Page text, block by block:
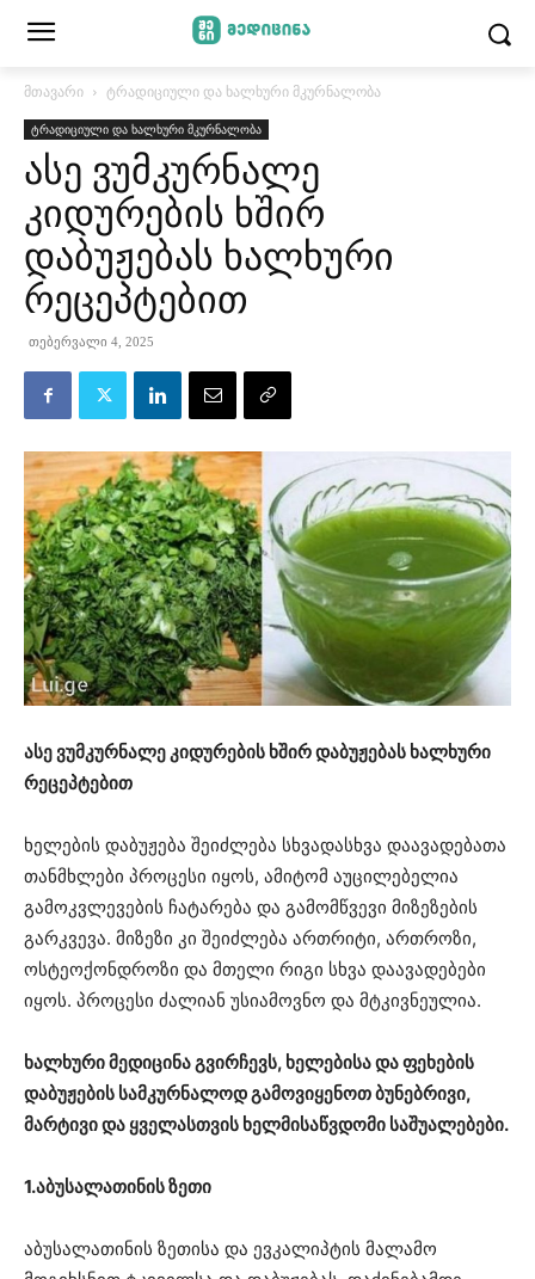
მთავარი ტრადიციული და ხალხური მკურნალობა
ტრადიციული და ხალხური მკურნალობა
ასე ვუმკურნალე
კიდურების ხშირ
დაბუჟებას ხალხური
რეცეპტებით
თებერვალი 4, 2025
ასე ვუმკურნალე კიდურების ხშირ დაბუჟებას ხალხური
რეცეპტებით
ხელების დაბუჟება შეიძლება სხვადასხვა დაავადებათა
თანმხლები პროცესი იყოს, ამიტომ აუცილებელია
გამოკვლევების ჩატარება და გამომწვევი მიზეზების
გარკვევა. მიზეზი კი შეიძლება ართრიტი, ართროზი,
ოსტეოქონდროზი და მთელი რიგი სხვა დაავადებები
იყოს. პროცესი ძალიან უსიამოვნო და მტკივნეულია.
ხალხური მედიცინა გვირჩევს, ხელებისა და ფეხების
დაბუჟების სამკურნალოდ გამოვიყენოთ ბუნებრივი,
მარტივი და ყველასთვის ხელმისაწვდომი საშუალებები.
1.აბუსალათინის ზეთი
აბუსალათინის ზეთისა და ევკალიპტის მალამო